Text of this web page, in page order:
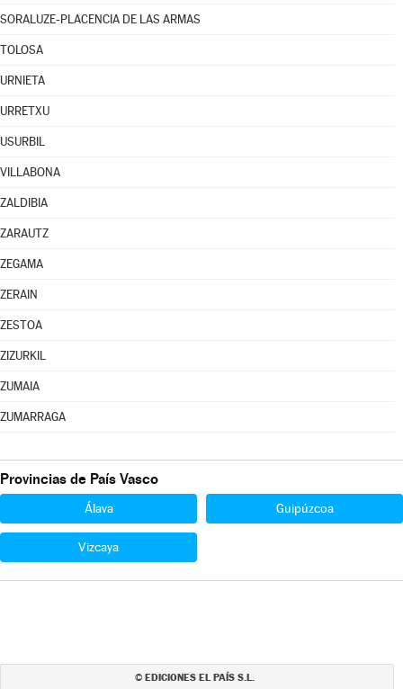
SORALUZE-PLACENCIA DE LAS ARMAS
TOLOSA
URNIETA
URRETXU
USURBIL
VILLABONA
ZALDIBIA
ZARAUTZ
ZEGAMA
ZERAIN
ZESTOA
ZIZURKIL
ZUMAIA
ZUMARRAGA
Provincias de País Vasco
Álava Guipúzcoa
Vizcaya
© EDICIONES EL PAÍS S.L.